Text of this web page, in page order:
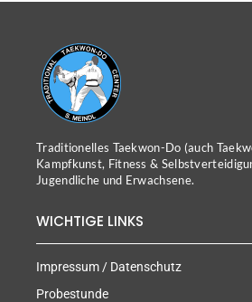
Traditionelles Taekwon-Do (auch
Kampfkunst, Fitness &
Jugendliche und Erwachsene.
WICHTIGE LINKS
Impressum / Datenschutz
Probestunde